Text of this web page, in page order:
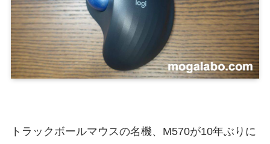
トラックボールマウスの名機、M570が10年ぶりに